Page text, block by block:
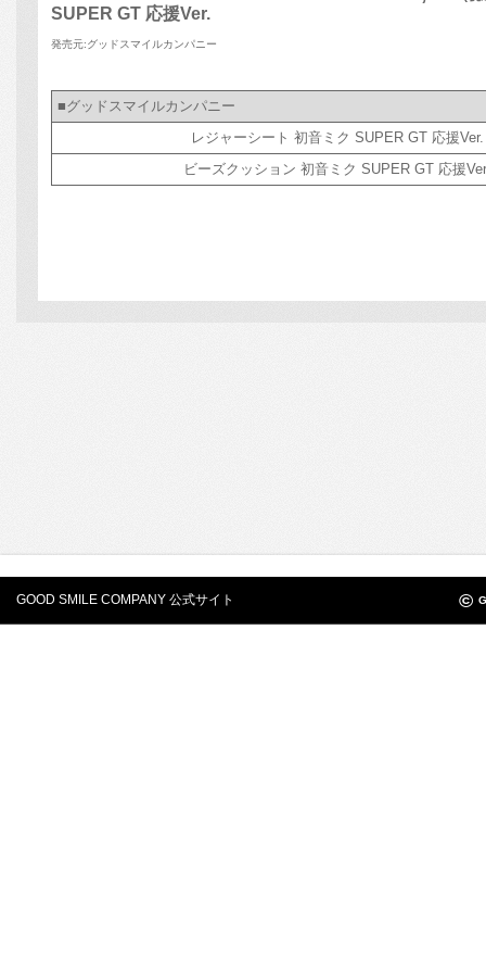
GOOD SMILE COMPANY 公式サイト ©